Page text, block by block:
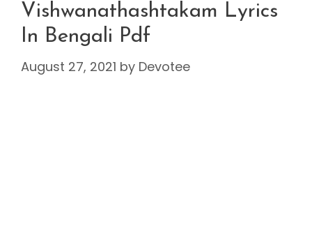
Vishwanathashtakam Lyrics
In Bengali Pdf
August 27, 2021 by Devotee